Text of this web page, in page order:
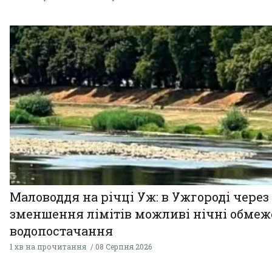
Маловоддя на річці Уж: в Ужгороді через
зменшення лімітів можливі нічні
водопостачання
1 хв на прочитання 08 Серпня 2026